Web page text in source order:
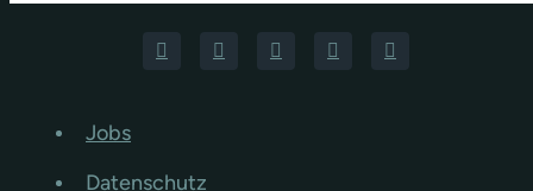
Jobs
Datenschutz